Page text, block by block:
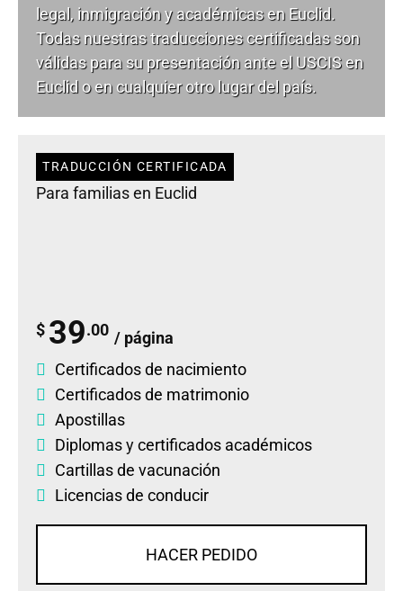
legal, inmigración y académicas en Euclid.
Todas nuestras traducciones certificadas son
válidas para su presentación ante el USCIS en
Euclid o en cualquier otro lugar del país.
TRADUCCIÓN CERTIFICADA
Para familias en Euclid
$ 39.00 / página
Certificados de nacimiento
Certificados de matrimonio
Apostillas
Diplomasycertificados académicos
Cartillas de vacunación
Licencias de conducir
HACER PEDIDO